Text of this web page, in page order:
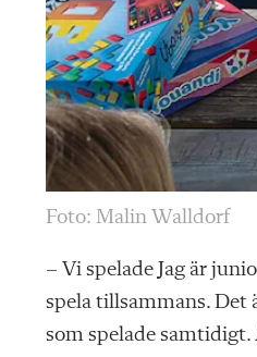
Foto: Malin Walldorf
– Vi spelade Jag är
spela tillsammans. Det
som spelade samtidigt.